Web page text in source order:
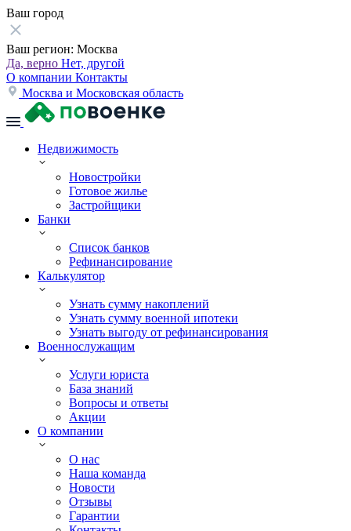
Ваш город
Ваш регион: Москва
Да, верно Нет, другой
О компании Контакты
Москва и Московская область
Недвижимость
Новостройки
Готовое жилье
Застройщики
Банки
Список банков
Рефинансирование
Калькулятор
Узнать сумму накоплений
Узнать сумму военной ипотеки
Узнать выгоду от рефинансирования
Военнослужащим
Услуги юриста
База знаний
Вопросы и ответы
Акции
О компании
О нас
Наша команда
Новости
Отзывы
Гарантии